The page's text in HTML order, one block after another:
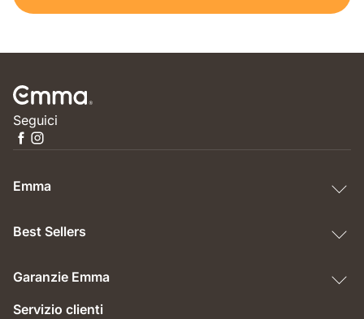
Seguici
Emma
Best Sellers
Garanzie Emma
Servizio clienti